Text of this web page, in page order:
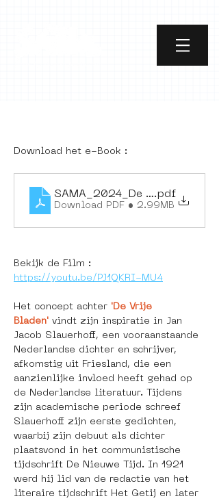
Download het e-Book :
SAMA_2024_De Vrije
.pdf
Download PDF • 2.99MB
Bekijk de Film :
https://youtu.be/PJ1QKRI-MU4
Het concept achter 'De Vrije
Bladen' vindt zijn inspiratie in Jan
Jacob Slauerhoff, een vooraanstaande
Nederlandse dichter en schrijver,
afkomstig uit Friesland, die een
aanzienlijke invloed heeft gehad op
de Nederlandse literatuur. Tijdens
zijn academische periode schreef
Slauerhoff zijn eerste gedichten,
waarbij zijn debuut als dichter
plaatsvond in het communistische
tijdschrift De Nieuwe Tijd. In 1921
werd hij lid van de redactie van het
literaire tijdschrift Het Getij en later